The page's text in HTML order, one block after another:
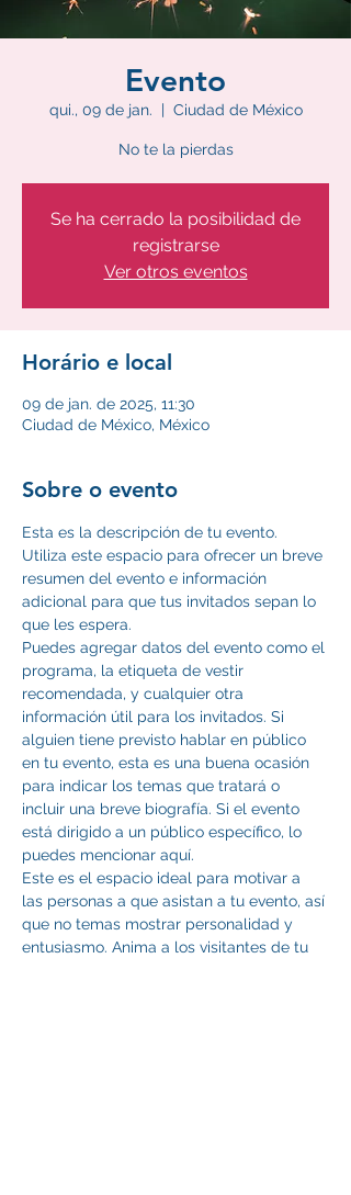
Evento
qui., 09 de jan.
  |
Ciudad de México
No te la pierdas
Se ha cerrado la posibilidad de
registrarse
Ver otros eventos
Horário e local
09 de jan. de 2025, 11:30
Ciudad de México, México
Sobre o evento
Esta es la descripción de tu evento.
Utiliza este espacio para ofrecer un breve
resumen del evento e información
adicional para que tus invitados sepan lo
que les espera.
Puedes agregar datos del evento como el
programa, la etiqueta de vestir
recomendada, y cualquier otra
información útil para los invitados. Si
alguien tiene previsto hablar en público
en tu evento, esta es una buena ocasión
para indicar los temas que tratará o
incluir una breve biografía. Si el evento
está dirigido a un público específico, lo
puedes mencionar aquí.
Este es el espacio ideal para motivar a
las personas a que asistan a tu evento, así
que no temas mostrar personalidad y
entusiasmo. Anima a los visitantes de tu